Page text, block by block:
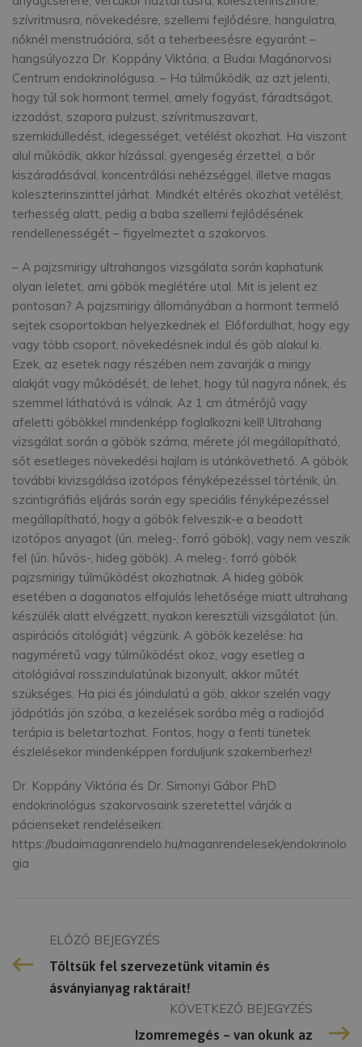
szívritmusra, növekedésre, szellemi fejlődésre, hangulatra,
nőknél menstruációra, sőt a teherbeesésre egyaránt –
hangsúlyozza Dr. Koppány Viktória, a Budai Magánorvosi
Centrum endokrinológusa. – Ha túlműködik, az azt jelenti,
hogy túl sok hormont termel, amely fogyást, fáradtságot,
izzadást, szapora pulzust, szívritmuszavart,
szemkidülledést, idegességet, vetélést okozhat. Ha viszont
alul működik, akkor hízással, gyengeség érzettel, a bőr
kiszáradásával, koncentrálási nehézséggel, illetve magas
koleszterinszinttel járhat. Mindkét eltérés okozhat vetélést,
terhesség alatt, pedig a baba szellemi fejlődésének
rendellenességét – figyelmeztet a szakorvos.
– A pajzsmirigy ultrahangos vizsgálata során kaphatunk
olyan leletet, ami göbök meglétére utal. Mit is jelent ez
pontosan? A pajzsmirigy állományában a hormont termelő
sejtek csoportokban helyezkednek el. Előfordulhat, hogy egy
vagy több csoport, növekedésnek indul és göb alakul ki.
Ezek, az esetek nagy részében nem zavarják a mirigy
alakját vagy működését, de lehet, hogy túl nagyra nőnek, és
szemmel láthatóvá is válnak. Az 1 cm átmérőjű vagy
afeletti göbökkel mindenképp foglalkozni kell! Ultrahang
vizsgálat során a göbök száma, mérete jól megállapítható,
sőt esetleges növekedési hajlam is utánkövethető. A göbök
további kivizsgálása izotópos fényképezéssel történik, ún.
szcintigráfiás eljárás során egy speciális fényképezéssel
megállapítható, hogy a göbök felveszik-e a beadott
izotópos anyagot (ún. meleg-, forró göbök), vagy nem veszik
fel (ún. hűvös-, hideg göbök). A meleg-, forró göbök
pajzsmirigy túlműködést okozhatnak. A hideg göbök
esetében a daganatos elfajulás lehetősége miatt ultrahang
készülék alatt elvégzett, nyakon keresztüli vizsgálatot (ún.
aspirációs citológiát) végzünk. A göbök kezelése: ha
nagyméretű vagy túlműködést okoz, vagy esetleg a
citológiával rosszindulatúnak bizonyult, akkor műtét
szükséges. Ha pici és jóindulatú a göb, akkor szelén vagy
jódpótlás jön szóba, a kezelések sorába még a radiojód
terápia is beletartozhat. Fontos, hogy a fenti tünetek
észlelésekor mindenképpen forduljunk szakemberhez!
Dr. Koppány Viktória és Dr. Simonyi Gábor PhD
endokrinológus szakorvosaink szeretettel várják a
pácienseket rendeléseiken:
https://budaimaganrendelo.hu/maganrendelesek/endokrinolo
gia
ELŐZŐ BEJEGYZÉS
Töltsük fel szervezetünk vitamin és
ásványianyag raktárait!
KÖVETKEZŐ BEJEGYZÉS
Izomremegés – van okunk az